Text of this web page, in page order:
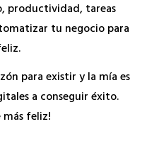
productividad, tareas
tu negocio para
para existir y la mía es
a conseguir éxito.
más feliz!